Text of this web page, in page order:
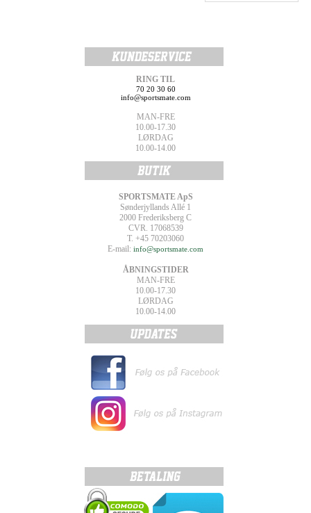
RING TIL
70 20 30 60
info@sportsmate.com
MAN-FRE
10.00-17.30
LØRDAG
10.00-14.00
SPORTSMATE ApS
Sønderjyllands Allé 1
2000 Frederiksberg C
CVR. 17068539
T. +45 70203060
E-mail: info@sportsmate.com
ÅBNINGSTIDER
MAN-FRE
10.00-17.30
LØRDAG
10.00-14.00